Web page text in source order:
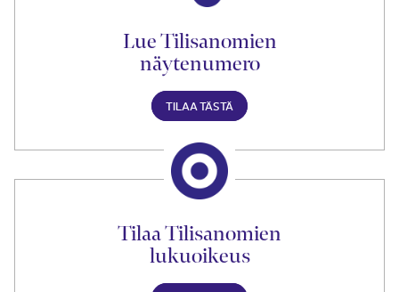
Lue Tilisanomien
näytenumero
TILAA TÄSTÄ
Tilaa Tilisanomien
lukuoikeus